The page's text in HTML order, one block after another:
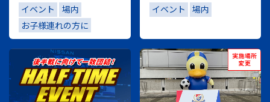
イベント
場内
お子様連れの方に
イベント
場内